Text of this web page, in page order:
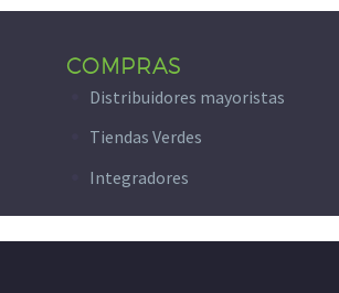
COMPRAS
Distribuidores mayoristas
Tiendas Verdes
Integradores